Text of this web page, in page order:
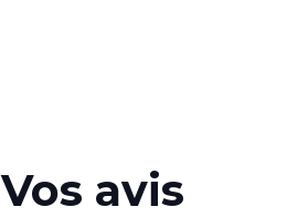
Vos avis